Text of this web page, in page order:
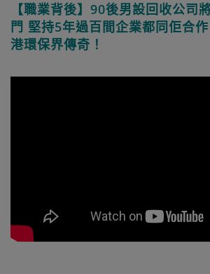
【職業背後】90後男設回收公司
門 堅持5年過百間企業都同佢合
港環保界傳奇！